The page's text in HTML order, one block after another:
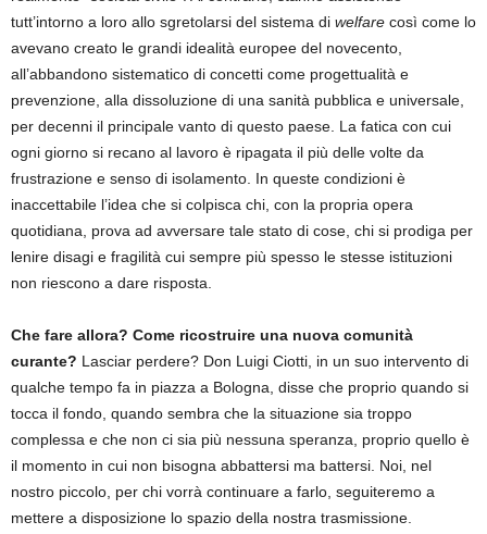
tutt’intorno a loro allo sgretolarsi del sistema di welfare così come lo
avevano creato le grandi idealità europee del novecento,
all’abbandono sistematico di concetti come progettualità e
prevenzione, alla dissoluzione di una sanità pubblica e universale,
per decenni il principale vanto di questo paese. La fatica con cui
ogni giorno si recano al lavoro è ripagata il più delle volte da
frustrazione e senso di isolamento. In queste condizioni è
inaccettabile l’idea che si colpisca chi, con la propria opera
quotidiana, prova ad avversare tale stato di cose, chi si prodiga per
lenire disagi e fragilità cui sempre più spesso le stesse istituzioni
non riescono a dare risposta.
Che fare allora? Come ricostruire una nuova comunità
curante? Lasciar perdere? Don Luigi Ciotti, in un suo intervento di
qualche tempo fa in piazza a Bologna, disse che proprio quando si
tocca il fondo, quando sembra che la situazione sia troppo
complessa e che non ci sia più nessuna speranza, proprio quello è
il momento in cui non bisogna abbattersi ma battersi. Noi, nel
nostro piccolo, per chi vorrà continuare a farlo, seguiteremo a
mettere a disposizione lo spazio della nostra trasmissione.